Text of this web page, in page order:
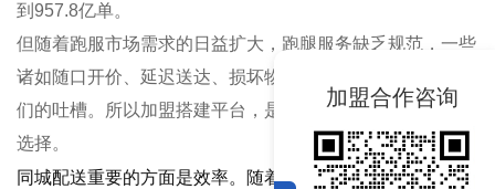
加盟合作咨询
到957.8亿单。
但随着跑服市场需求的日益扩大，跑腿服务缺乏规范，一些
诸如随口开价、延迟送达、损坏物品等问题都引发了消费者
们的吐槽。所以加盟搭建平台，是目前创业者们比较倾向的
选择。
同城配送重要的方面是效率。随着配送软件的广泛使用，构